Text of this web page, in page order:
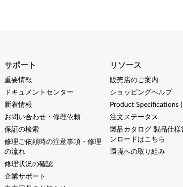
サポート
重要情報
ドキュメントセンター
新着情報
お問い合わせ・修理依頼
保証の検索
修理ご依頼時の注意事項・修理
の流れ
修理状況の確認
企業サポート
リソース
販売店のご案内
ショッピングヘルプ
Product Specifications
注文ステータス
製品カタログ 製品仕様
ンロードはこちら
環境への取り組み